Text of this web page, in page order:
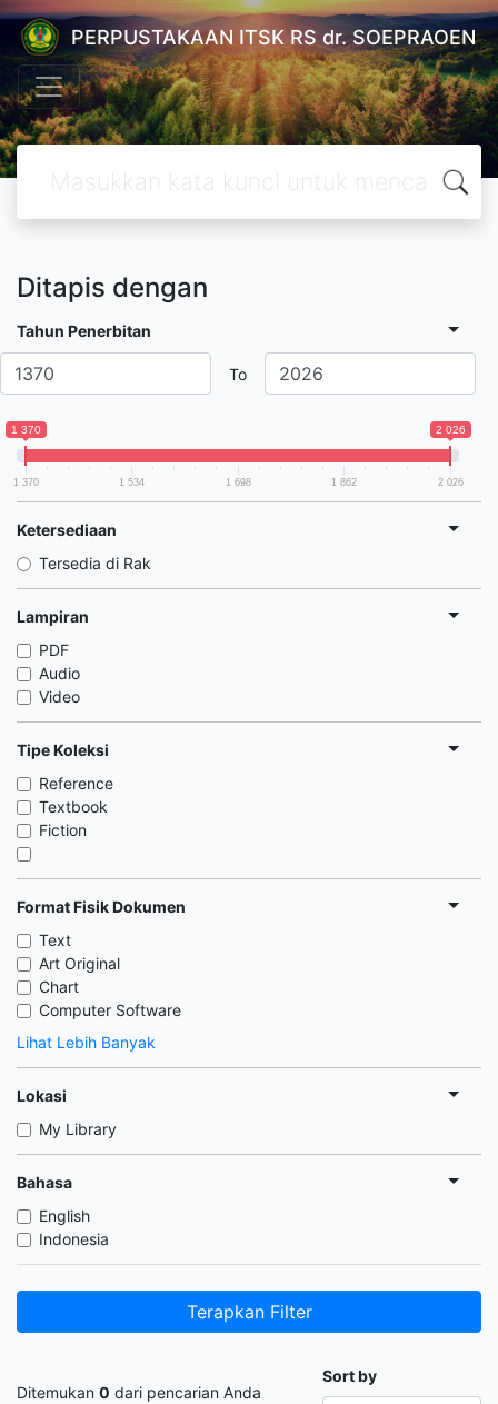
PERPUSTAKAAN ITSK RS dr. SOEPRAOEN
Ditapis dengan
Tahun Penerbitan
To
1 370 2 026
1 370 1 534 1 698 1 862 2 026
Ketersediaan
Tersedia di Rak
Lampiran
PDF
Audio
Video
Tipe Koleksi
Reference
Textbook
Fiction
Format Fisik Dokumen
Text
Art Original
Chart
Computer Software
Lihat Lebih Banyak
Lokasi
My Library
Bahasa
English
Indonesia
Terapkan Filter
Ditemukan 0 dari pencarian Anda
Sort by